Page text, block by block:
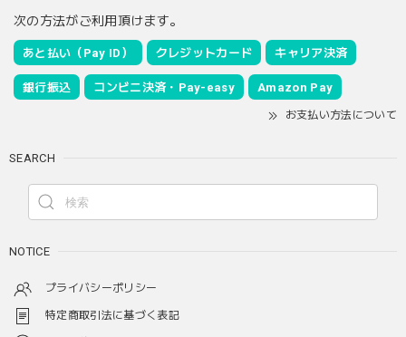
次の方法がご利用頂けます。
あと払い（Pay ID） クレジットカード キャリア決済
銀行振込 コンビニ決済・Pay-easy Amazon Pay
お支払い方法について
SEARCH
NOTICE
プライバシーポリシー
特定商取引法に基づく表記